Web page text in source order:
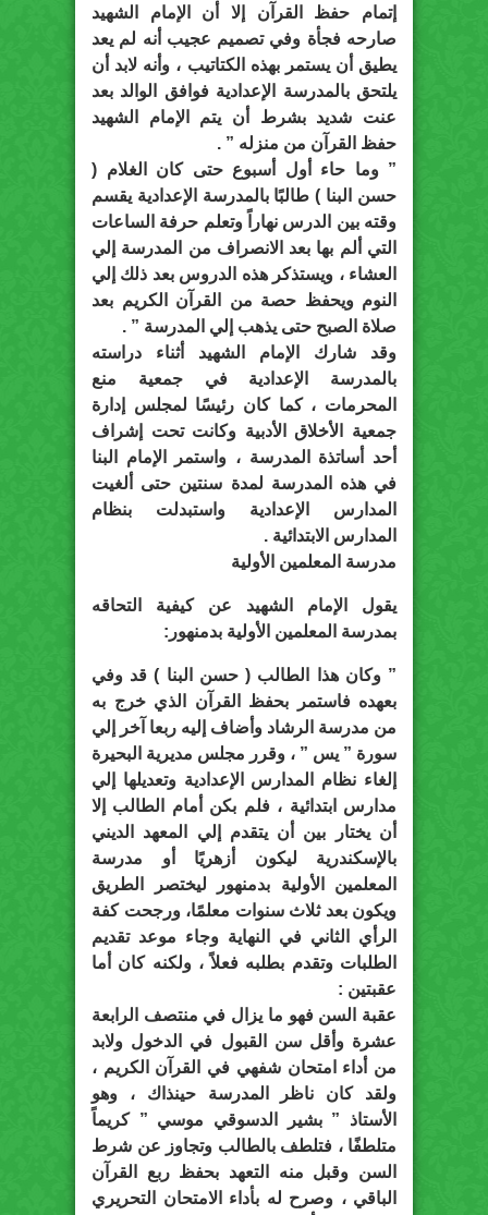
إتمام حفظ القرآن إلا أن الإمام الشهيد
صارحه فجأة وفي تصميم عجيب أنه لم يعد
يطيق أن يستمر بهذه الكتاتيب ، وأنه لابد أن
يلتحق بالمدرسة الإعدادية فوافق الوالد بعد
عنت شديد بشرط أن يتم الإمام الشهيد
حفظ القرآن من منزله ” .
” وما حاء أول أسبوع حتى كان الغلام (
حسن البنا ) طالبًا بالمدرسة الإعدادية يقسم
وقته بين الدرس نهاراً وتعلم حرفة الساعات
التي ألم بها بعد الانصراف من المدرسة إلي
العشاء ، ويستذكر هذه الدروس بعد ذلك إلي
النوم ويحفظ حصة من القرآن الكريم بعد
صلاة الصبح حتى يذهب إلي المدرسة ” .
وقد شارك الإمام الشهيد أثناء دراسته
بالمدرسة الإعدادية في جمعية منع
المحرمات ، كما كان رئيسًا لمجلس إدارة
جمعية الأخلاق الأدبية وكانت تحت إشراف
أحد أساتذة المدرسة ، واستمر الإمام البنا
في هذه المدرسة لمدة سنتين حتى ألغيت
المدارس الإعدادية واستبدلت بنظام
المدارس الابتدائية .
مدرسة المعلمين الأولية
يقول الإمام الشهيد عن كيفية التحاقه
بمدرسة المعلمين الأولية بدمنهور:
” وكان هذا الطالب ( حسن البنا ) قد وفي
بعهده فاستمر بحفظ القرآن الذي خرج به
من مدرسة الرشاد وأضاف إليه ربعا آخر إلي
سورة ” يس ” ، وقرر مجلس مديرية البحيرة
إلغاء نظام المدارس الإعدادية وتعديلها إلي
مدارس ابتدائية ، فلم بكن أمام الطالب إلا
أن يختار بين أن يتقدم إلي المعهد الديني
بالإسكندرية ليكون أزهريًا أو مدرسة
المعلمين الأولية بدمنهور ليختصر الطريق
ويكون بعد ثلاث سنوات معلمًا، ورجحت كفة
الرأي الثاني في النهاية وجاء موعد تقديم
الطلبات وتقدم بطلبه فعلاً ، ولكنه كان أما
عقبتين :
عقبة السن فهو ما يزال في منتصف الرابعة
عشرة وأقل سن القبول في الدخول ولابد
من أداء امتحان شفهي في القرآن الكريم ،
ولقد كان ناظر المدرسة حينذاك ، وهو
الأستاذ ” بشير الدسوقي موسي ” كريماً
متلطفًا ، فتلطف بالطالب وتجاوز عن شرط
السن وقبل منه التعهد بحفظ ربع القرآن
الباقي ، وصرح له بأداء الامتحان التحريري